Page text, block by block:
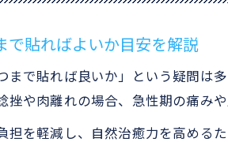
で貼ればよいか目安を解説
まで貼れば良いか」という疑問は
挫や肉離れの場合、急性期の痛み
担を軽減し、自然治癒力を高める